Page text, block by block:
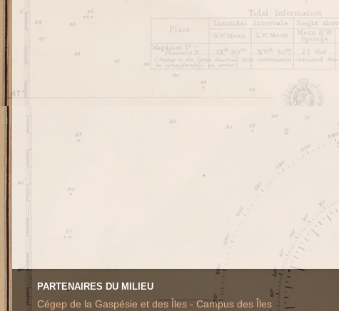
PARTENAIRES DU MILIEU
Cégep de la Gaspésie et des Îles - Campus des Îles